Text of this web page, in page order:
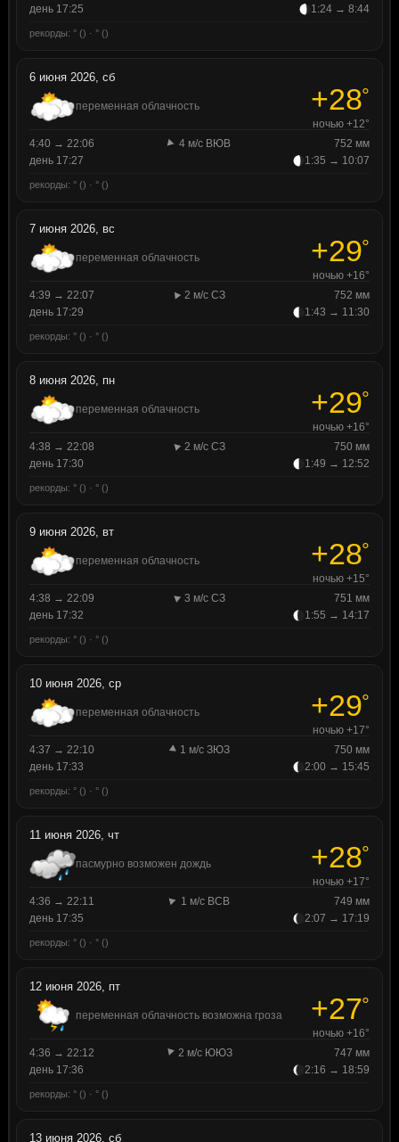
день 17:25
1:24 → 8:44
рекорды: ° () · ° ()
6 июня 2026, сб
переменная облачность +28°
ночью +12°
4:40 → 22:06
4 м/с ВЮВ
752 мм
день 17:27
1:35 → 10:07
рекорды: ° () · ° ()
7 июня 2026, вс
переменная облачность +29°
ночью +16°
4:39 → 22:07
2 м/с СЗ
752 мм
день 17:29
1:43 → 11:30
рекорды: ° () · ° ()
8 июня 2026, пн
переменная облачность +29°
ночью +16°
4:38 → 22:08
2 м/с СЗ
750 мм
день 17:30
1:49 → 12:52
рекорды: ° () · ° ()
9 июня 2026, вт
переменная облачность +28°
ночью +15°
4:38 → 22:09
3 м/с СЗ
751 мм
день 17:32
1:55 → 14:17
рекорды: ° () · ° ()
10 июня 2026, ср
переменная облачность +29°
ночью +17°
4:37 → 22:10
1 м/с ЗЮЗ
750 мм
день 17:33
2:00 → 15:45
рекорды: ° () · ° ()
11 июня 2026, чт
пасмурно возможен дождь +28°
ночью +17°
4:36 → 22:11
1 м/с ВСВ
749 мм
день 17:35
2:07 → 17:19
рекорды: ° () · ° ()
12 июня 2026, пт
переменная облачность возможна гроза +27°
ночью +16°
4:36 → 22:12
2 м/с ЮЮЗ
747 мм
день 17:36
2:16 → 18:59
рекорды: ° () · ° ()
13 июня 2026, сб